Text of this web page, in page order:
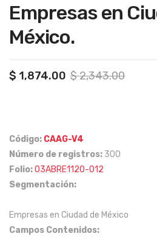
Empresas en
México.
$2,343.00
$ 1,874.00
Código: CAAG-V4
Número de registros: 300
Folio:03ABRE1120-012
Segmentación:
Empresas en Ciudad de México
Campos Contenidos: